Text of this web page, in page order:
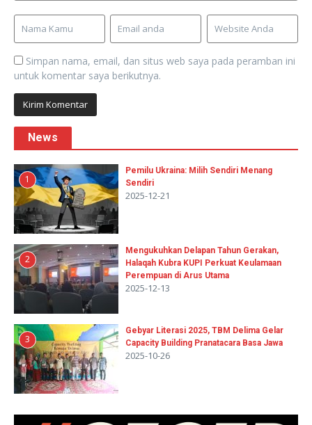
Simpan nama, email, dan situs web saya pada peramban ini
untuk komentar saya berikutnya.
News
1
Pemilu Ukraina: Milih Sendiri Menang
Sendiri
2025-12-21
2
Mengukuhkan Delapan Tahun Gerakan,
Halaqah Kubra KUPI Perkuat Keulamaan
Perempuan di Arus Utama
2025-12-13
3
Gebyar Literasi 2025, TBM Delima Gelar
Capacity Building Pranatacara Basa Jawa
2025-10-26